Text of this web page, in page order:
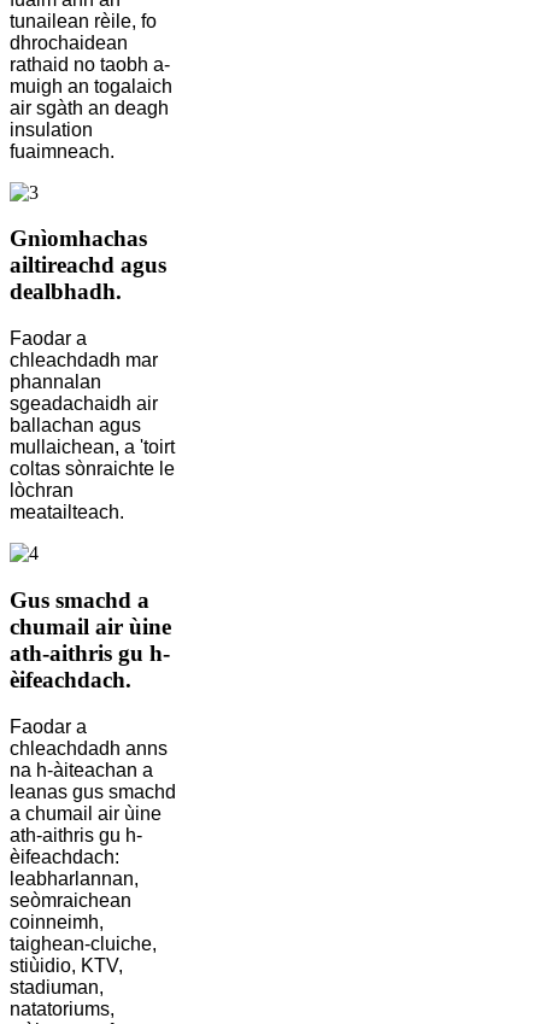
tunailean rèile, fo
dhrochaidean
rathaid no taobh a-
muigh an togalaich
air sgàth an deagh
insulation
fuaimneach.
Gnìomhachas
ailtireachd agus
dealbhadh.
Faodar a
chleachdadh mar
phannalan
sgeadachaidh air
ballachan agus
mullaichean, a 'toirt
coltas sònraichte le
lòchran
meatailteach.
Gus smachd a
chumail air ùine
ath-aithris gu h-
èifeachdach.
Faodar a
chleachdadh anns
na h-àiteachan a
leanas gus smachd
a chumail air ùine
ath-aithris gu h-
èifeachdach:
leabharlannan,
seòmraichean
coinneimh,
taighean-cluiche,
stiùidio, KTV,
stadiuman,
natatoriums,